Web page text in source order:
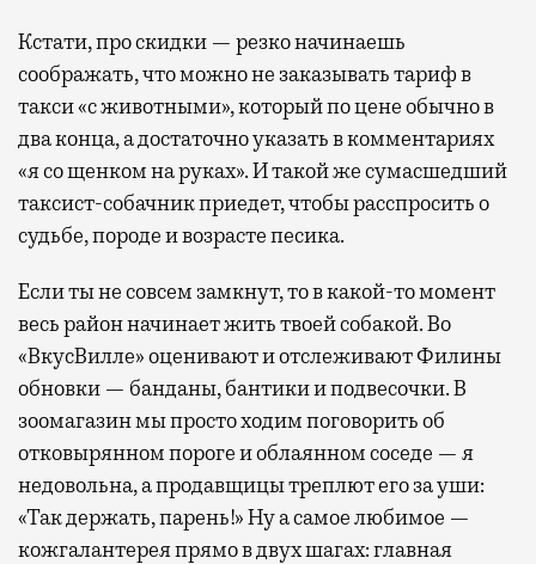
Кстати, про скидки — резко начинаешь
соображать, что можно не заказывать тариф в
такси «с животными», который по цене обычно в
два конца, а достаточно указать в комментариях
«я со щенком на руках». И такой же сумасшедший
таксист-собачник приедет, чтобы расспросить о
судьбе, породе и возрасте песика.
Если ты не совсем замкнут, то в какой-то момент
весь район начинает жить твоей собакой. Во
«ВкусВилле» оценивают и отслеживают Филины
обновки — банданы, бантики и подвесочки. В
зоомагазин мы просто ходим поговорить об
отковырянном пороге и облаянном соседе — я
недовольна, а продавщицы треплют его за уши:
«Так держать, парень!» Ну а самое любимое —
кожгалантерея прямо в двух шагах: главная